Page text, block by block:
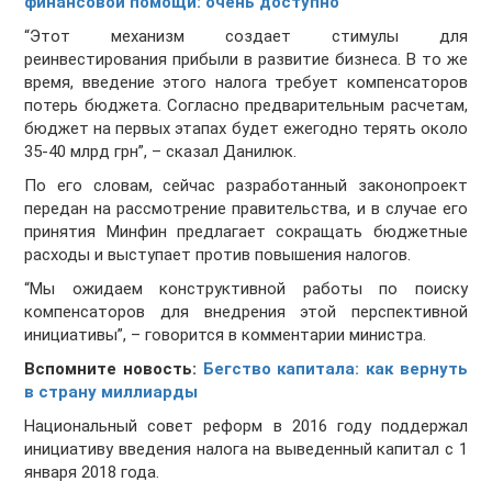
“Этот механизм создает стимулы для
реинвестирования прибыли в развитие бизнеса. В то же
время, введение этого налога требует компенсаторов
потерь бюджета. Согласно предварительным расчетам,
бюджет на первых этапах будет ежегодно терять около
35-40 млрд грн”, – сказал Данилюк.
По его словам, сейчас разработанный законопроект
передан на рассмотрение правительства, и в случае его
принятия Минфин предлагает сокращать бюджетные
расходы и выступает против повышения налогов.
“Мы ожидаем конструктивной работы по поиску
компенсаторов для внедрения этой перспективной
инициативы”, – говорится в комментарии министра.
Вспомните новость: Бегство капитала: как вернуть
в страну миллиарды
Национальный совет реформ в 2016 году поддержал
инициативу введения налога на выведенный капитал с 1
января 2018 года.